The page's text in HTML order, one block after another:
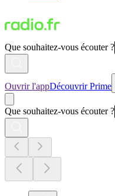
Que souhaitez-vous écouter ?
Ouvrir l'appDécouvrir Prime
Que souhaitez-vous écouter ?